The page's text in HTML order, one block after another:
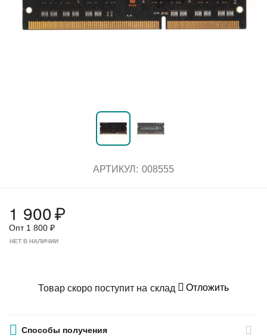
АРТИКУЛ: 008555
1 900₽
Опт 1 800 ₽
НЕТ В НАЛИЧИИ
Товар скоро поступит на склад Отложить
Способы получения